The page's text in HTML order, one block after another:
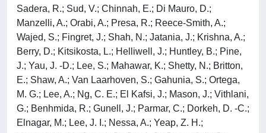
Sadera, R.; Sud, V.; Chinnah, E.; Di Mauro, D.;
Manzelli, A.; Orabi, A.; Presa, R.; Reece-Smith, A.;
Wajed, S.; Fingret, J.; Shah, N.; Jatania, J.; Krishna, A.;
Berry, D.; Kitsikosta, L.; Helliwell, J.; Huntley, B.; Pine,
J.; Yau, J. -D.; Lee, S.; Mahawar, K.; Shetty, N.; Britton,
E.; Shaw, A.; Van Laarhoven, S.; Gahunia, S.; Ortega,
M. G.; Lee, A.; Ng, C. E.; El Kafsi, J.; Mason, J.; Vithlani,
G.; Benhmida, R.; Gunell, J.; Parmar, C.; Dorkeh, D. -C.;
Elnagar, M.; Lee, J. I.; Nessa, A.; Yeap, Z. H.;